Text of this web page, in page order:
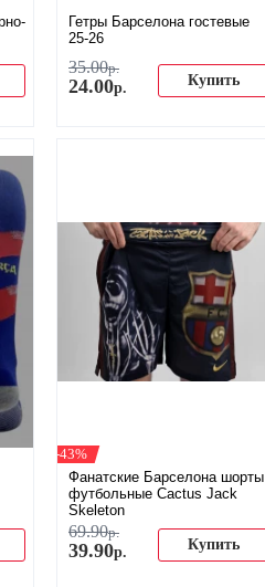
Гетры Барселона гостевые
25-26
35.00р.
24.00р. Купить
-43%
Фанатские Барселона шорты
футбольные Cactus Jack
Skeleton
69.90р.
39.90р. Купить